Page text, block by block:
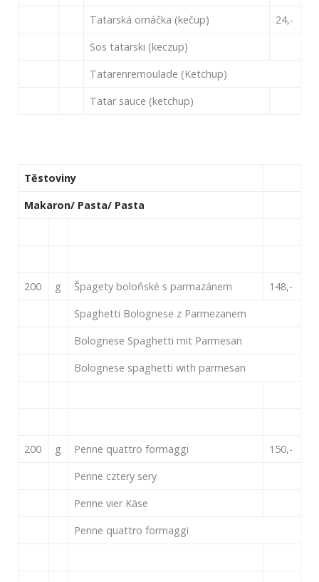
Tatarská omáčka (kečup)
24,-
Sos tatarski (keczup)
Tatarenremoulade (Ketchup)
Tatar sauce (ketchup)
Těstoviny
Makaron/ Pasta/ Pasta
200 g Špagety boloňské s parmazánem
148,-
Spaghetti Bolognese z Parmezanem
Bolognese Spaghetti mit Parmesan
Bolognese spaghetti with parmesan
200 g Penne quattro formaggi
150,-
Penne cztery sery
Penne vier Käse
Penne quattro formaggi